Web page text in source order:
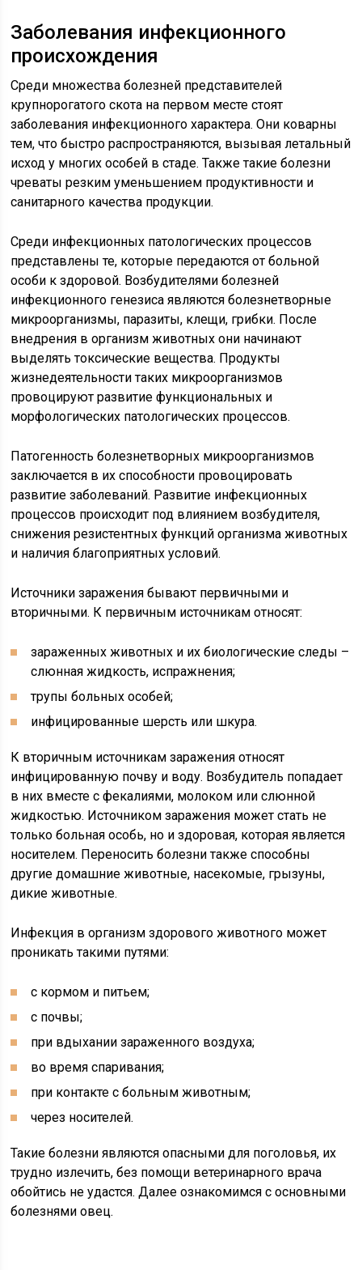
Заболевания инфекционного
происхождения
Среди множества болезней представителей
крупнорогатого скота на первом месте стоят
заболевания инфекционного характера. Они коварны
тем, что быстро распространяются, вызывая летальный
исход у многих особей в стаде. Также такие болезни
чреваты резким уменьшением продуктивности и
санитарного качества продукции.
Среди инфекционных патологических процессов
представлены те, которые передаются от больной
особи к здоровой. Возбудителями болезней
инфекционного генезиса являются болезнетворные
микроорганизмы, паразиты, клещи, грибки. После
внедрения в организм животных они начинают
выделять токсические вещества. Продукты
жизнедеятельности таких микроорганизмов
провоцируют развитие функциональных и
морфологических патологических процессов.
Патогенность болезнетворных микроорганизмов
заключается в их способности провоцировать
развитие заболеваний. Развитие инфекционных
процессов происходит под влиянием возбудителя,
снижения резистентных функций организма животных
и наличия благоприятных условий.
Источники заражения бывают первичными и
вторичными. К первичным источникам относят:
зараженных животных и их биологические следы –
слюнная жидкость, испражнения;
трупы больных особей;
инфицированные шерсть или шкура.
К вторичным источникам заражения относят
инфицированную почву и воду. Возбудитель попадает
в них вместе с фекалиями, молоком или слюнной
жидкостью. Источником заражения может стать не
только больная особь, но и здоровая, которая является
носителем. Переносить болезни также способны
другие домашние животные, насекомые, грызуны,
дикие животные.
Инфекция в организм здорового животного может
проникать такими путями:
с кормом и питьем;
с почвы;
при вдыхании зараженного воздуха;
во время спаривания;
при контакте с больным животным;
через носителей.
Такие болезни являются опасными для поголовья, их
трудно излечить, без помощи ветеринарного врача
обойтись не удастся. Далее ознакомимся с основными
болезнями овец.